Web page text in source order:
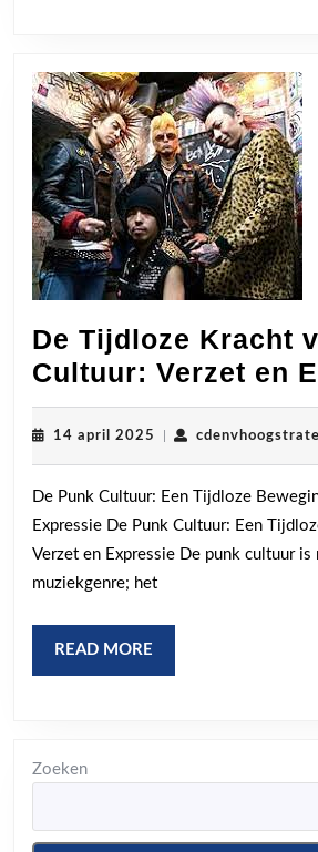
De Tijdloze Kracht
Cultuur: Verzet en
14 april 2025 14
De Punk Cultuur: Een Tijdloze
Expressie De Punk Cultuur: Een
Verzet en Expressie De punk cultuur is
muziekgenre; het
READ MORE
MORE
Zoeken